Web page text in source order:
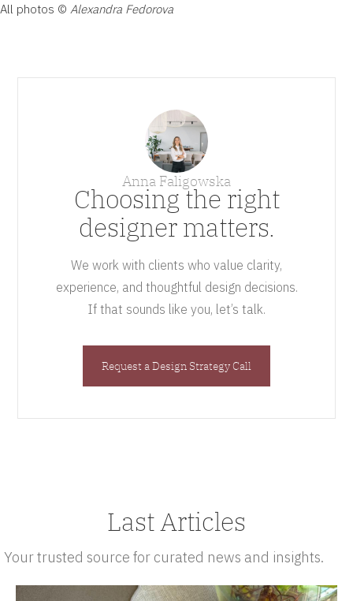
All photos © Alexandra Fedorova
Anna Faligowska
Choosing the right
designer matters.
We work with clients who value clarity,
experience, and thoughtful design decisions.
If that sounds like you, let’s talk.
Request a Design Strategy Call
Last Articles
Your trusted source for curated news and insights.